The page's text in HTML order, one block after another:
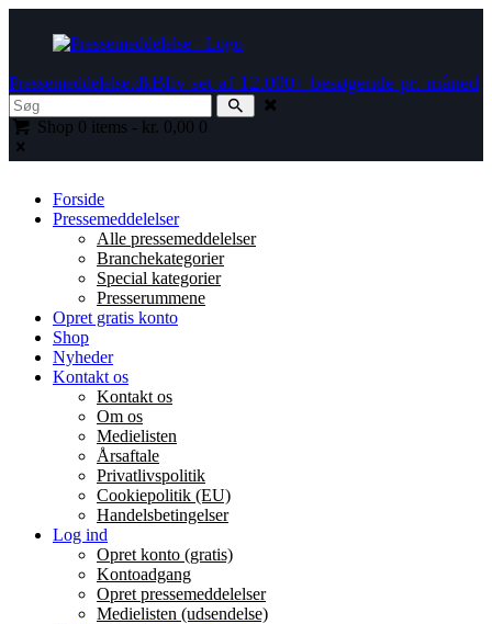
Pressemeddelelse.dkBliv set af 12.000+ besøgende pr. måned
Shop 0 items - kr. 0,00 0
Forside
Pressemeddelelser
Alle pressemeddelelser
Branchekategorier
Special kategorier
Presserummene
Opret gratis konto
Shop
Nyheder
Kontakt os
Kontakt os
Om os
Medielisten
Årsaftale
Privatlivspolitik
Cookiepolitik (EU)
Handelsbetingelser
Log ind
Opret konto (gratis)
Kontoadgang
Opret pressemeddelelser
Medielisten (udsendelse)